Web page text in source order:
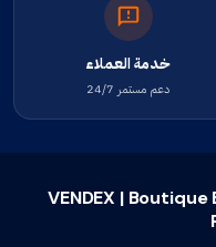
خدمة العملاء
دعم مستمر 24/7
VENDEX |